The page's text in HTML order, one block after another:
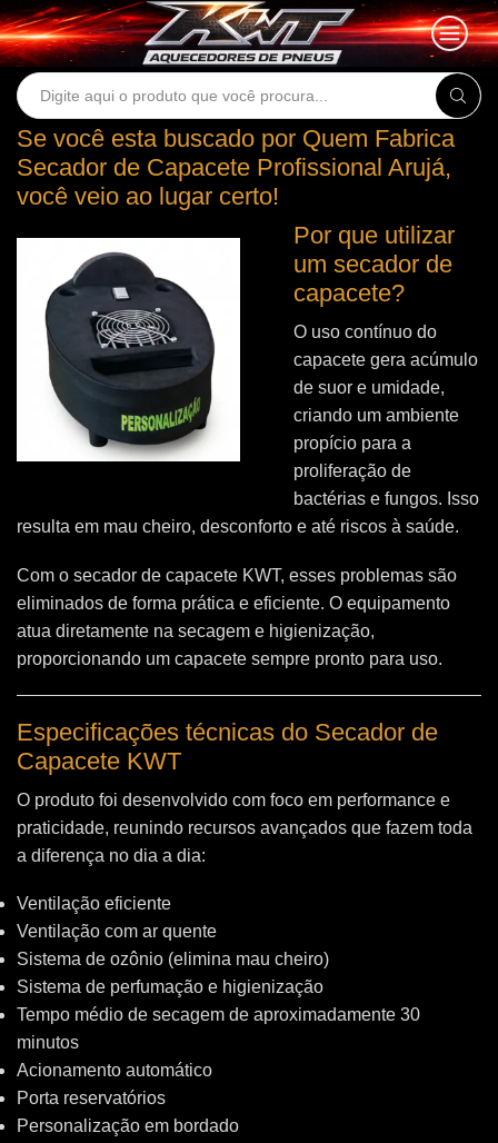
Search
Se você esta buscado por Quem Fabrica
Secador de Capacete Profissional Arujá,
você veio ao lugar certo!
Por que utilizar
um secador de
capacete?
O uso contínuo do
capacete gera acúmulo
de suor e umidade,
criando um ambiente
propício para a
proliferação de
bactérias e fungos. Isso
resulta em mau cheiro, desconforto e até riscos à saúde.
Com o secador de capacete KWT, esses problemas são
eliminados de forma prática e eficiente. O equipamento
atua diretamente na secagem e higienização,
proporcionando um capacete sempre pronto para uso.
Especificações técnicas do Secador de
Capacete KWT
O produto foi desenvolvido com foco em performance e
praticidade, reunindo recursos avançados que fazem toda
a diferença no dia a dia:
Ventilação eficiente
Ventilação com ar quente
Sistema de ozônio (elimina mau cheiro)
Sistema de perfumação e higienização
Tempo médio de secagem de aproximadamente 30
minutos
Acionamento automático
Porta reservatórios
Personalização em bordado